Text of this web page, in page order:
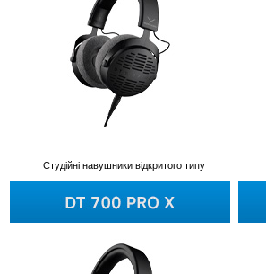
Cтудійні навушники відкритого типу